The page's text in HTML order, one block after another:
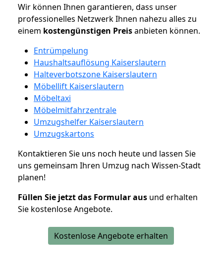
Wir können Ihnen garantieren, dass unser
professionelles Netzwerk Ihnen nahezu alles zu
einem kostengünstigen Preisanbieten können.
Entrümpelung
Haushaltsauflösung Kaiserslautern
Halteverbotszone Kaiserslautern
Möbellift Kaiserslautern
Möbeltaxi
Möbelmitfahrzentrale
Umzugshelfer Kaiserslautern
Umzugskartons
Kontaktieren Sie uns noch heute und lassen Sie
uns gemeinsam Ihren Umzug nach Wissen-Stadt
planen!
Füllen Sie jetzt das Formular aus und erhalten
Sie kostenlose Angebote.
Kostenlose Angebote erhalten